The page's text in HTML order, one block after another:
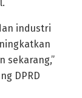
industri
sekarang,”
DPRD